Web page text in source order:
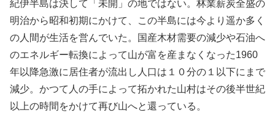
紀伊半島は決して「未開」の地ではない。林業薪炭全盛の
明治から昭和初期にかけて、この半島には今より遥か多く
の人間が生活を営んでいた。国産木材需要の減少や石油へ
のエネルギー転換によって山が富を産まなくなった1960
年以降急激に居住者が流出し人口は１０分の１以下にまで
減少。かつて人の手によって拓かれた山村はその後半世紀
以上の時間をかけて再び山へと還っている。